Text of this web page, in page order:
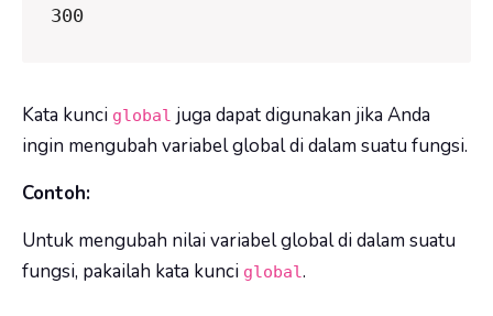
300
Kata kunci global juga dapat digunakan jika Anda
ingin mengubah variabel global di dalam suatu fungsi.
Contoh:
Untuk mengubah nilai variabel global di dalam suatu
fungsi, pakailah kata kunci global.